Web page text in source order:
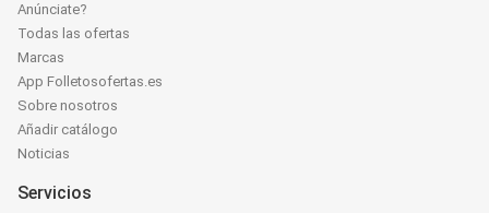
Anúnciate?
Todas las ofertas
Marcas
App Folletosofertas.es
Sobre nosotros
Añadir catálogo
Noticias
Servicios